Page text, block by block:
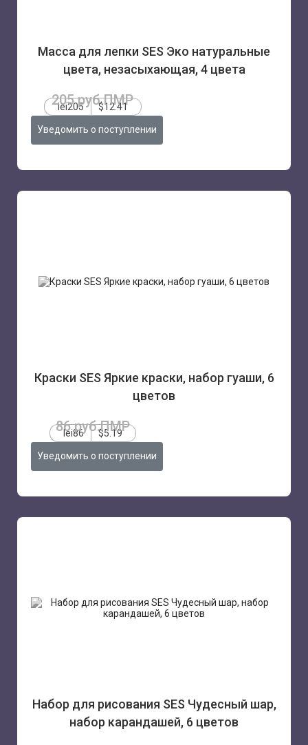
Масса для лепки SES Эко натуральные
цвета, незасыхающая, 4 цвета
205 руб.ПМР
lei205 $12.41
Уведомить о поступлении
Краски SES Яркие краски, набор гуаши, 6
цветов
86 руб.ПМР
lei86 $5.19
Уведомить о поступлении
Набор для рисования SES Чудесный шар,
набор карандашей, 6 цветов